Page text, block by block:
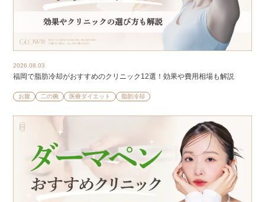
2026.08.03
福岡で脂肪冷却がおすすめのクリニック12選！効果や費用相場も解説
お腹 二の腕 医療ダイエット 脂肪冷却